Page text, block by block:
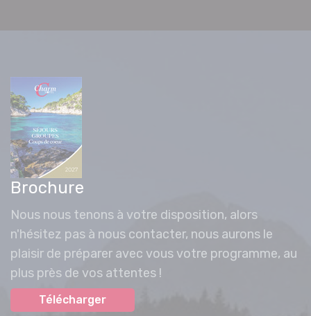
Brochure
Nous nous tenons à votre disposition, alors
n'hésitez pas à nous contacter, nous aurons le
plaisir de préparer avec vous votre programme, au
plus près de vos attentes !
Télécharger